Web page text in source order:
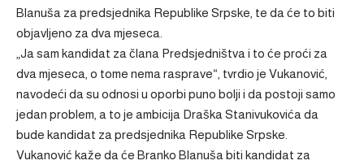
Blanuša za predsjednika Republike Srpske, te da će to biti
objavljeno za dva mjeseca.
„Ja sam kandidat za člana Predsjedništva i to će proći za
dva mjeseca, o tome nema rasprave“, tvrdio je Vukanović,
navodeći da su odnosi u oporbi puno bolji i da postoji samo
jedan problem, a to je ambicija Draška Stanivukovića da
bude kandidat za predsjednika Republike Srpske.
Vukanović kaže da će Branko Blanuša biti kandidat za